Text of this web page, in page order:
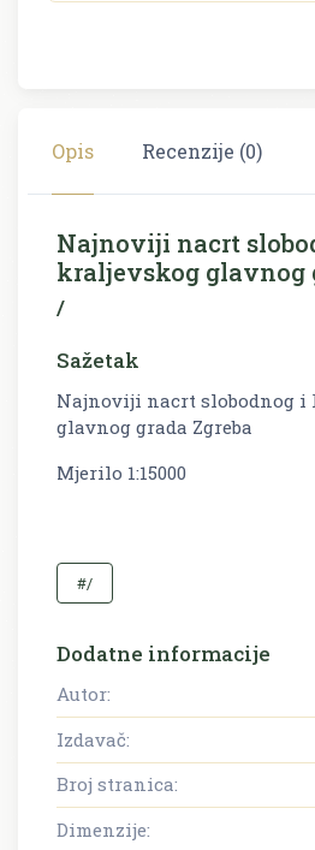
Opis Recenzije (0)
Najnoviji nacrt
kraljevskog glavnog
/
Sažetak
Najnoviji nacrt slobodnog i
glavnog grada Zgreba
Mjerilo 1:15000
#/
Dodatne informacije
Autor:
Izdavač:
Broj stranica:
Dimenzije: